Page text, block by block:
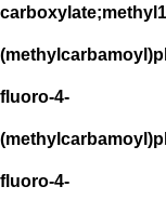
fluoro-4-
fluoro-4-